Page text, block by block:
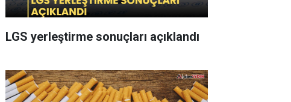
LGS yerleştirme sonuçları açıklandı